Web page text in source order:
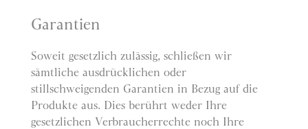
Garantien
Soweit gesetzlich zulässig, schließen wir
sämtliche ausdrücklichen oder
stillschweigenden Garantien in Bezug auf die
Produkte aus. Dies berührt weder Ihre
gesetzlichen Verbraucherrechte noch Ihre